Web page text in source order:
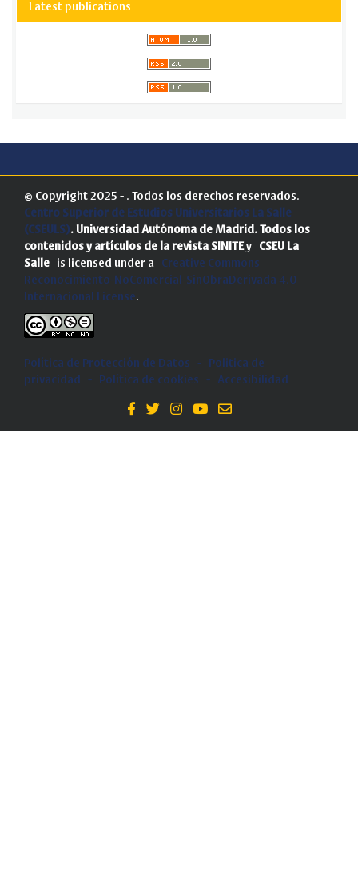
Latest publications
© Copyright 2025 - . Todos los derechos reservados.
Centro Superior de Estudios Universitarios La Salle
(CSEULS). Universidad Autónoma de Madrid. Todos los
contenidos y artículos de la revista SINITEy CSEU La
Salle is licensed under a Creative Commons
Reconocimiento-NoComercial-SinObraDerivada 4.0
Internacional License.
Política de Protección de Datos -
Politica de
privacidad
- Política de cookies - Accesibilidad